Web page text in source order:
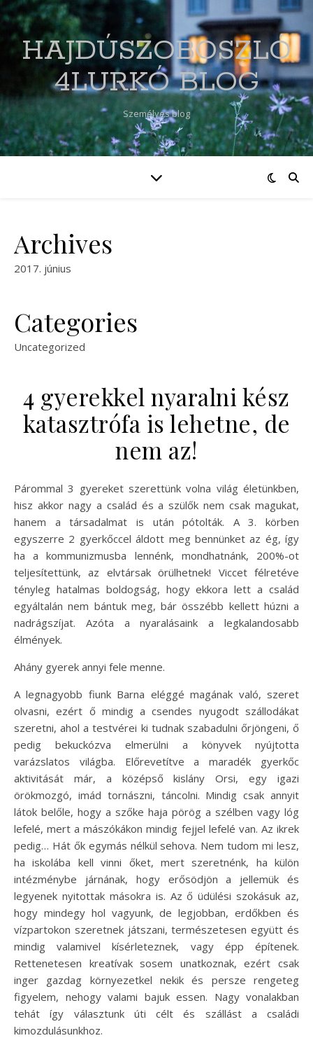
HAJDÚSZOBOSZLÓ
4LURKÓ BLOG
Személyes blog
Archives
2017. június
Categories
Uncategorized
4 gyerekkel nyaralni kész
katasztrófa is lehetne, de
nem az!
Párommal 3 gyereket szerettünk volna világ életünkben,
hisz akkor nagy a család és a szülők nem csak magukat,
hanem a társadalmat is után pótolták. A 3. körben
egyszerre 2 gyerkőccel áldott meg bennünket az ég, így
ha a kommunizmusba lennénk, mondhatnánk, 200%-ot
teljesítettünk, az elvtársak örülhetnek! Viccet félretéve
tényleg hatalmas boldogság, hogy ekkora lett a család
egyáltalán nem bántuk meg, bár összébb kellett húzni a
nadrágszíjat. Azóta a nyaralásaink a legkalandosabb
élmények.
Ahány gyerek annyi fele menne.
A legnagyobb fiunk Barna eléggé magának való, szeret
olvasni, ezért ő mindig a csendes nyugodt szállodákat
szeretni, ahol a testvérei ki tudnak szabadulni őrjöngeni, ő
pedig bekuckózva elmerülni a könyvek nyújtotta
varázslatos világba. Előrevetítve a maradék gyerkőc
aktivitását már, a középső kislány Orsi, egy igazi
örökmozgó, imád tornászni, táncolni. Mindig csak annyit
látok belőle, hogy a szőke haja pörög a szélben vagy lóg
lefelé, mert a mászókákon mindig fejjel lefelé van. Az ikrek
pedig… Hát ők egymás nélkül sehova. Nem tudom mi lesz,
ha iskolába kell vinni őket, mert szeretnénk, ha külön
intézménybe járnának, hogy erősödjön a jellemük és
legyenek nyitottak másokra is. Az ő üdülési szokásuk az,
hogy mindegy hol vagyunk, de legjobban, erdőkben és
vízpartokon szeretnek játszani, természetesen együtt és
mindig valamivel kísérleteznek, vagy épp építenek.
Rettenetesen kreatívak sosem unatkoznak, ezért csak
inger gazdag környezetkel nekik és persze rengeteg
figyelem, nehogy valami bajuk essen. Nagy vonalakban
tehát így választunk úti célt és szállást a családi
kimozdulásunkhoz.